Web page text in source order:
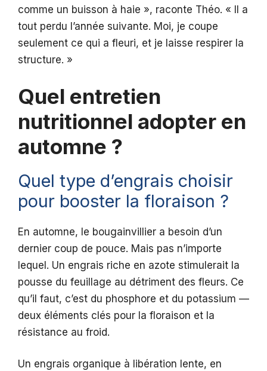
comme un buisson à haie », raconte Théo. « Il a
tout perdu l’année suivante. Moi, je coupe
seulement ce qui a fleuri, et je laisse respirer la
structure. »
Quel entretien
nutritionnel adopter en
automne ?
Quel type d’engrais choisir
pour booster la floraison ?
En automne, le bougainvillier a besoin d’un
dernier coup de pouce. Mais pas n’importe
lequel. Un engrais riche en azote stimulerait la
pousse du feuillage au détriment des fleurs. Ce
qu’il faut, c’est du phosphore et du potassium —
deux éléments clés pour la floraison et la
résistance au froid.
Un engrais organique à libération lente, en